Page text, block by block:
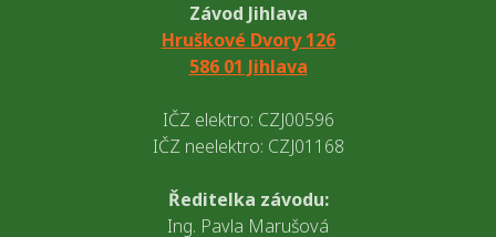
Závod Jihlava
Hruškové Dvory 126
586 01 Jihlava
IČZ elektro: CZJ00596
IČZ neelektro: CZJ01168
Ředitelka závodu:
Ing. Pavla Marušová